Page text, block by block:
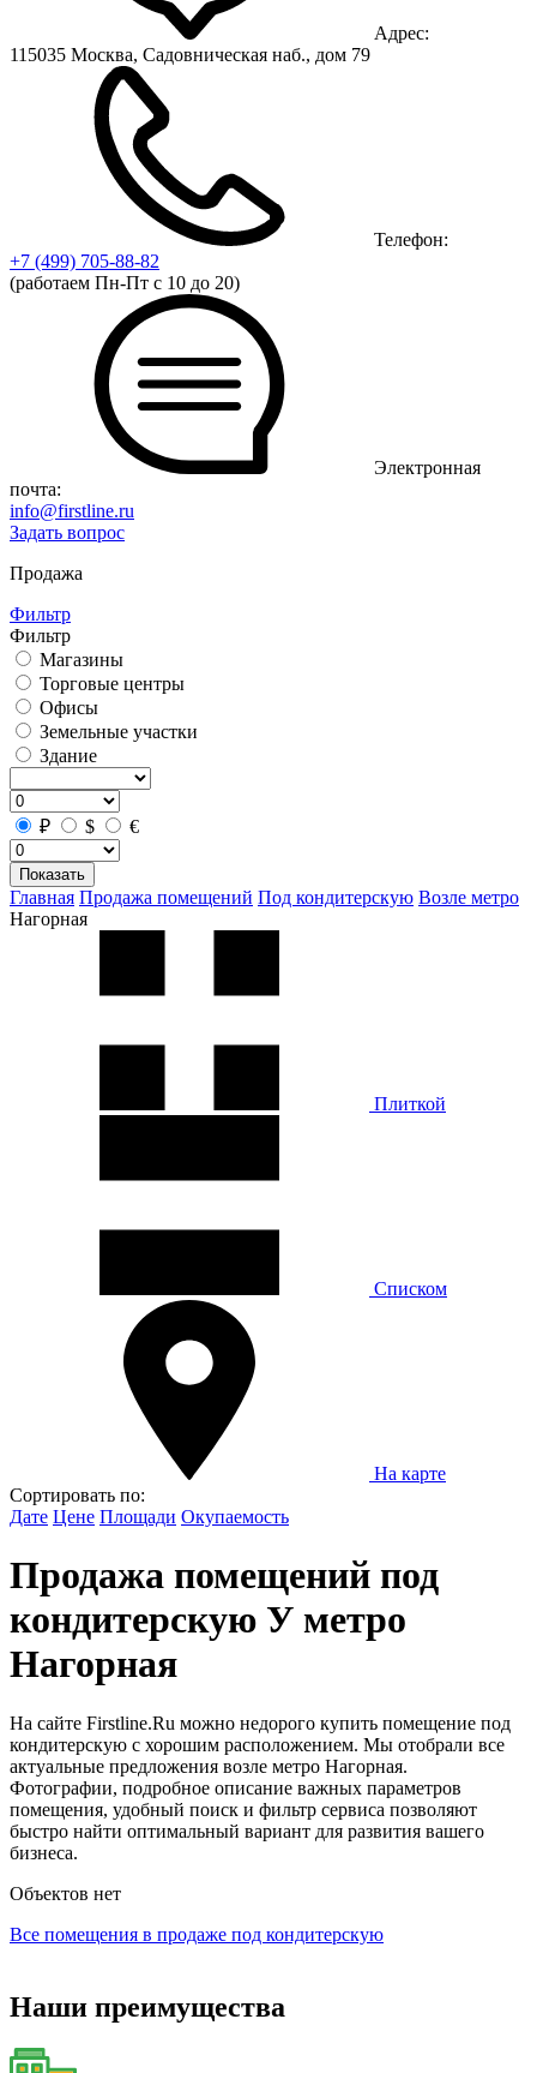
Адрес:
115035 Москва, Садовническая наб., дом 79
Телефон:
+7 (499) 705-88-82
(работаем Пн-Пт с 10 до 20)
Электронная
почта:
info@firstline.ru
Задать вопрос
Продажа
Фильтр
Фильтр
Магазины
Торговые центры
Офисы
Земельные участки
Здание
₽ $ €
Показать
Главная Продажа помещений Под кондитерскую Возле метро
Нагорная
Плиткой
Списком
На карте
Сортировать по:
Дате Цене Площади Окупаемость
Продажа помещений под
кондитерскую У метро
Нагорная
На сайте Firstline.Ru можно недорого купить помещение под
кондитерскую с хорошим расположением. Мы отобрали все
актуальные предложения возле метро Нагорная.
Фотографии, подробное описание важных параметров
помещения, удобный поиск и фильтр сервиса позволяют
быстро найти оптимальный вариант для развития вашего
бизнеса.
Объектов нет
Все помещения в продаже под кондитерскую
Наши преимущества